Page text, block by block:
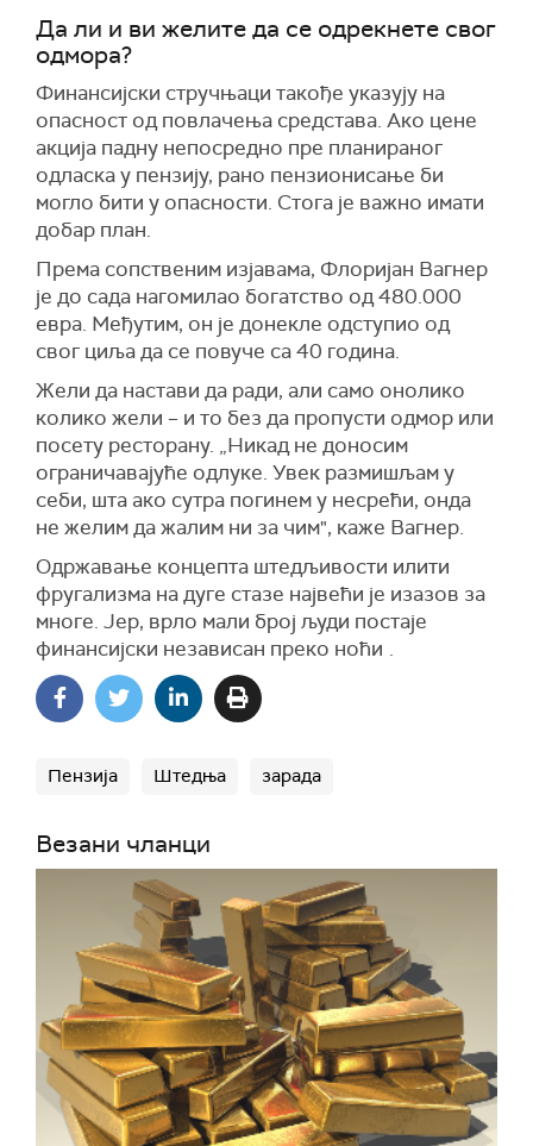
Да ли и ви желите да се одрекнете свог
одмора?
Финансијски стручњаци такође указују на
опасност од повлачења средстава. Ако цене
акција падну непосредно пре планираног
одласка у пензију, рано пензионисање би
могло бити у опасности. Стога је важно имати
добар план.
Према сопственим изјавама, Флоријан Вагнер
је до сада нагомилао богатство од 480.000
евра. Међутим, он је донекле одступио од
свог циља да се повуче са 40 година.
Жели да настави да ради, али само онолико
колико жели – и то без да пропусти одмор или
посету ресторану. „Никад не доносим
ограничавајуће одлуке. Увек размишљам у
себи, шта ако сутра погинем у несрећи, онда
не желим да жалим ни за чим", каже Вагнер.
Одржавање концепта штедљивости илити
фругализма на дуге стазе највећи је изазов за
многе. Јер, врло мали број људи постаје
финансијски независан преко ноћи .
Пензија Штедња зарада
Везани чланци